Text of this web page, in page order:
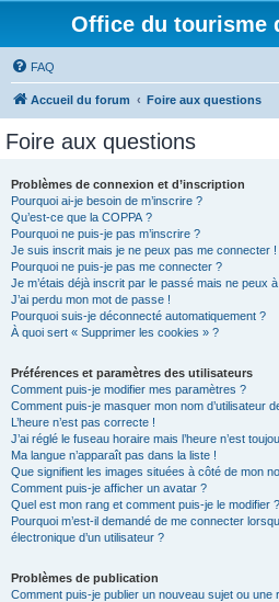
Office du tourisme
FAQ
Accueil du forum Foire aux questions
Foire aux questions
Problèmes de connexion et d’inscription
Pourquoi ai-je besoin de m’inscrire ?
Qu’est-ce que la COPPA ?
Pourquoi ne puis-je pas m’inscrire ?
Je suis inscrit mais je ne peux pas me connecter !
Pourquoi ne puis-je pas me connecter ?
Je m’étais déjà inscrit par le passé mais ne peux
J’ai perdu mon mot de passe !
Pourquoi suis-je déconnecté automatiquement ?
À quoi sert « Supprimer les cookies » ?
Préférences et paramètres des utilisateurs
Comment puis-je modifier mes paramètres ?
Comment puis-je masquer mon nom d’utilisateur
L’heure n’est pas correcte !
J’ai réglé le fuseau horaire mais l’heure n’est
Ma langue n’apparaît pas dans la liste !
Que signifient les images situées à côté de mon
Comment puis-je afficher un avatar ?
Quel est mon rang et comment puis-je le modifier ?
Pourquoi m’est-il demandé de me connecter
électronique d’un utilisateur ?
Problèmes de publication
Comment puis-je publier un nouveau sujet ou une